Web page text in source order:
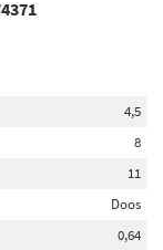
4,5
8
11
Doos
0,64